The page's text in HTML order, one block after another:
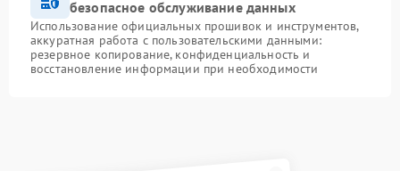
безопасное обслуживание данных
Использование официальных прошивок и инструментов,
аккуратная работа с пользовательскими данными:
резервное копирование, конфиденциальность и
восстановление информации при необходимости